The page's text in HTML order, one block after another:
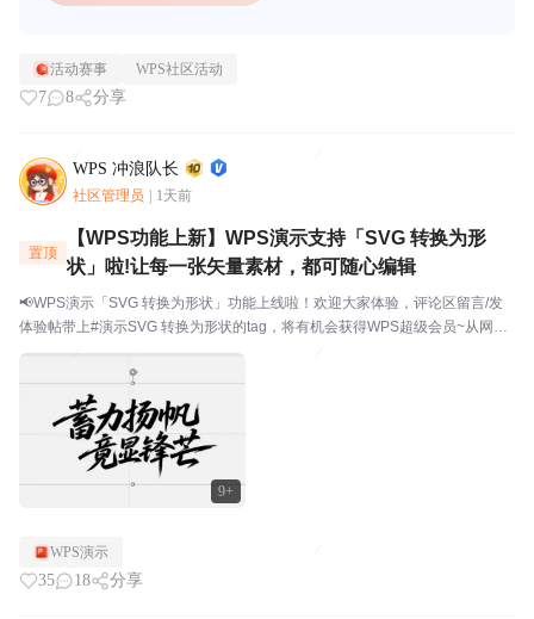
活动赛事 WPS社区活动
7 8 分享
WPS 冲浪队长
社区管理员 1天前
9+
置顶
【WPS功能上新】WPS演示支持「SVG 转换为形
状」啦!让每一张矢量素材，都可随心编辑
📢WPS演示「SVG 转换为形状」功能上线啦！欢迎大家体验，评论区留言/发
体验帖带上#演示SVG 转换为形状的tag，将有机会获得WPS超级会员~从网上
下载了矢量图标，导入 PPT 后发现颜色改不了、大小没法调？用 AI 生成了艺
术字 SVG，想微调某个笔...
WPS演示
35 18 分享